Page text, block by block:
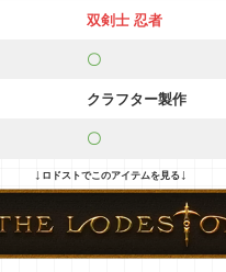
双剣士 忍者
〇
クラフター製作
〇
↓ ロドストでこのアイテムを見る↓